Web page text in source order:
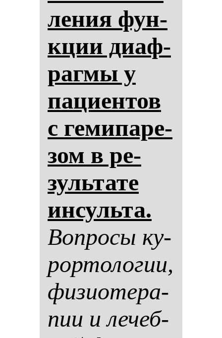
ле­ния фун­
кции ди­аф­
раг­мы у
па­ци­ен­тов
с ге­ми­па­ре­
зом в ре­
зуль­та­те
ин­суль­та.
Воп­ро­сы ку­
рор­то­ло­гии,
фи­зи­оте­ра­
пии и ле­чеб­